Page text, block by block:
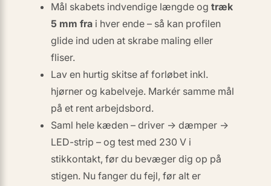
Mål skabets indvendige længde ogtræk
5 mm fra i hver ende – så kan profilen
glide ind uden at skrabe maling eller
fliser.
Lav en hurtig skitse af forløbet inkl.
hjørner og kabelveje. Markér samme mål
på et rent arbejdsbord.
Saml hele kæden –driver → dæmper →
LED-strip – og test med 230 V i
stikkontakt, før du bevæger dig op på
stigen. Nu fanger du fejl, før alt er